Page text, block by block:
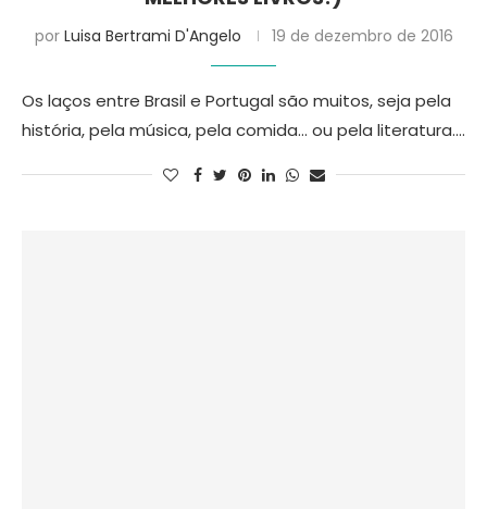
por Luisa Bertrami D'Angelo 19 de dezembro de 2016
Os laços entre Brasil e Portugal são muitos, seja pela
história, pela música, pela comida… ou pela literatura.…